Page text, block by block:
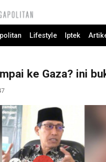
Lifestyle Iptek
ke Gaza? ini